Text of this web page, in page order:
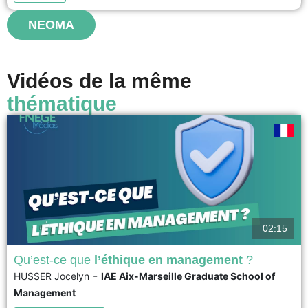
voir
NEOMA
Vidéos de la même
thématique
L’Ethique en management apparaît de façon évidente lorsque les règles,
les lois et les codes de déontologie ne suffisent plus pour discerner et
02:15
Qu’est-ce que l’éthique en management ?
HUSSER Jocelyn - IAE Aix-Marseille Graduate School of
Management